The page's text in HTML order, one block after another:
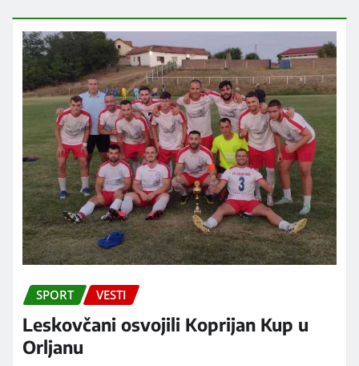
SPORT VESTI
Leskovčani osvojili Koprijan Kup u
Orljanu